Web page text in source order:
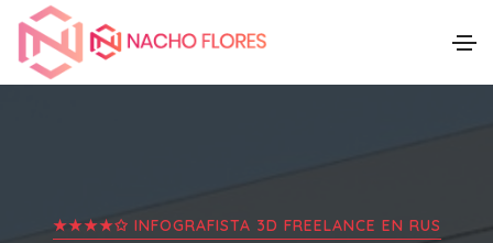
★★★★✩ INFOGRAFISTA 3D FREELANCE EN RUS